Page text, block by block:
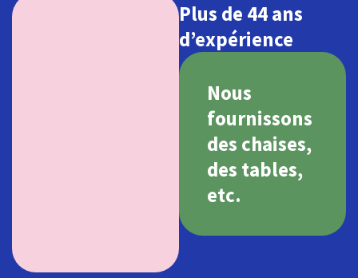
Plus de 44 ans
d’expérience
Nous
fournissons
des chaises,
des tables,
etc.